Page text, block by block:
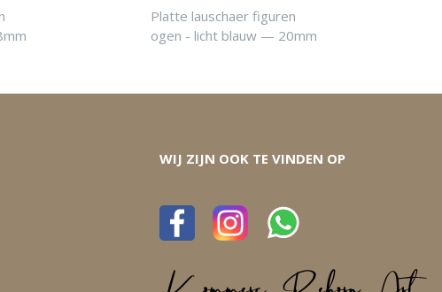
Platte lauschaer figuren
ogen - licht blauw — 20mm
WIJ ZIJN OOK TE VINDEN OP